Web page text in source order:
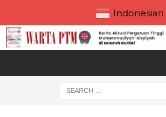
Indonesian